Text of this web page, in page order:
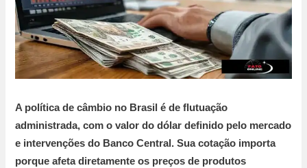
A política de câmbio no Brasil é de flutuação
administrada, com o valor do dólar definido pelo mercado
e intervenções do Banco Central. Sua cotação importa
porque afeta diretamente os preços de produtos